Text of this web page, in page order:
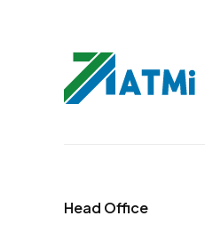
Head Office